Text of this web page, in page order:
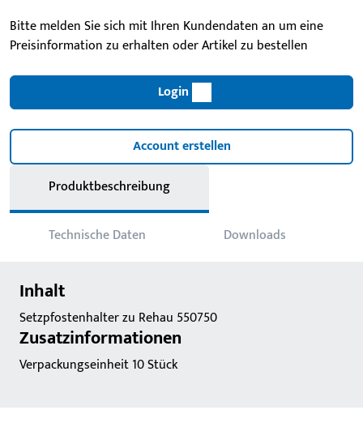
Bitte melden Sie sich mit Ihren Kundendaten an um eine
Preisinformation zu erhalten oder Artikel zu bestellen
Login
Account erstellen
Produktbeschreibung
Technische Daten Downloads
Inhalt
Setzpfostenhalter zu Rehau 550750
Zusatzinformationen
Verpackungseinheit 10 Stück